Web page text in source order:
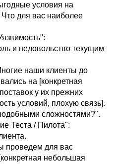
условия на
для вас наиболее
и недовольство текущим
наши клиенты до
на [конкретная
у их прежних
условий, плохую связь].
сложностями?".
Теста / Пилота":
проведем для вас
небольшая